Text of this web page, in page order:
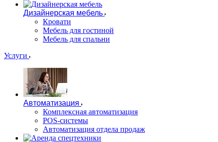
Дизайнерская мебель
Кровати
Мебель для гостиной
Мебель для спальни
Услуги
Автоматизация
Комплексная автоматизация
POS-системы
Автоматизация отдела продаж